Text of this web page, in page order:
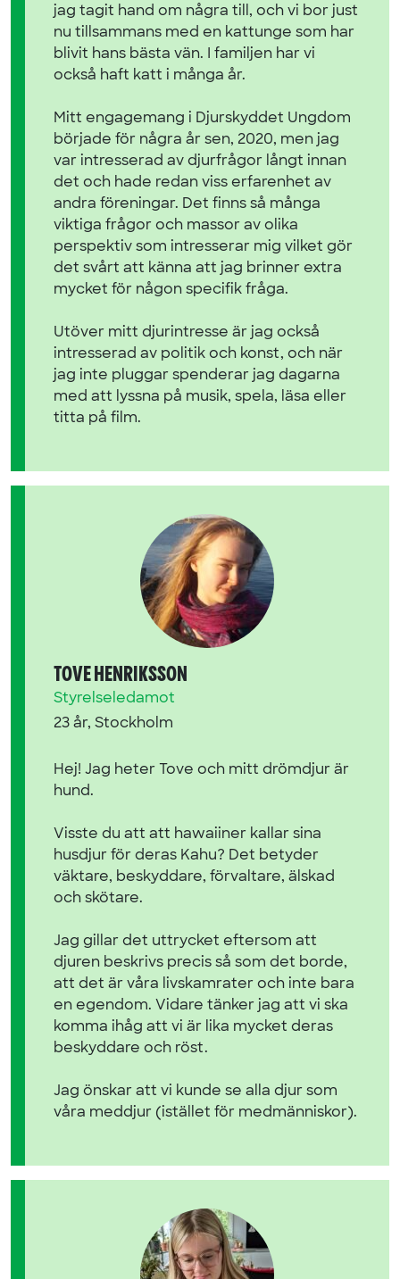
jag tagit hand om några till, och vi bor just
nu tillsammans med en kattunge som har
blivit hans bästa vän. I familjen har vi
också haft katt i många år.
Mitt engagemang i Djurskyddet Ungdom
började för några år sen, 2020, men jag
var intresserad av djurfrågor långt innan
det och hade redan viss erfarenhet av
andra föreningar. Det finns så många
viktiga frågor och massor av olika
perspektiv som intresserar mig vilket gör
det svårt att känna att jag brinner extra
mycket för någon specifik fråga.
Utöver mitt djurintresse är jag också
intresserad av politik och konst, och när
jag inte pluggar spenderar jag dagarna
med att lyssna på musik, spela, läsa eller
titta på film.
TOVE HENRIKSSON
Styrelseledamot
23 år, Stockholm
Hej! Jag heter Tove och mitt drömdjur är
hund.
Visste du att att hawaiiner kallar sina
husdjur för deras Kahu? Det betyder
väktare, beskyddare, förvaltare, älskad
och skötare.
Jag gillar det uttrycket eftersom att
djuren beskrivs precis så som det borde,
att det är våra livskamrater och inte bara
en egendom. Vidare tänker jag att vi ska
komma ihåg att vi är lika mycket deras
beskyddare och röst.
Jag önskar att vi kunde se alla djur som
våra meddjur (istället för medmänniskor).